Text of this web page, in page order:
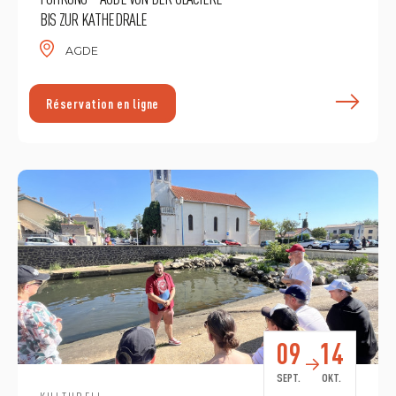
BIS ZUR KATHEDRALE
AGDE
Réservation en ligne
09
SEPT.
14
OKT.